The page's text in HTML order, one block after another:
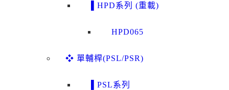
▌HPD系列 (重載)
HPD065
❖ 單輔桿(PSL/PSR)
▌PSL系列